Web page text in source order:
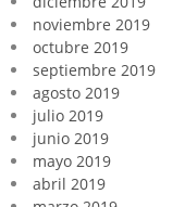
noviembre 2019
octubre 2019
septiembre 2019
agosto 2019
julio 2019
junio 2019
mayo 2019
abril 2019